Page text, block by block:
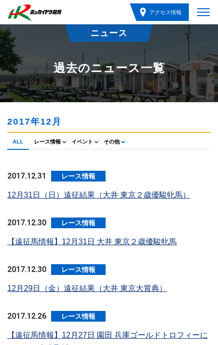
アクセス情報
ニュース
過去のニュース一覧
2017年12月
ALL レース情報 イベント その他
2017.12.31 レース情報
12月31日（日）遠征結果（大井 東京２歳優駿牝馬）
2017.12.30 レース情報
【遠征馬情報】12月31日 大井 東京２歳優駿牝馬
2017.12.30 レース情報
12月29日（金）遠征結果（大井 東京大賞典）
2017.12.26 レース情報
【遠征馬情報】12月27日 園田 兵庫ゴールドトロフィーに